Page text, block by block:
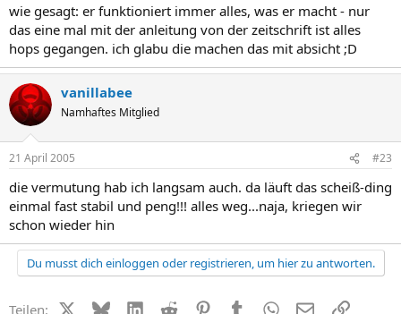
wie gesagt: er funktioniert immer alles, was er macht - nur
das eine mal mit der anleitung von der zeitschrift ist alles
hops gegangen. ich glabu die machen das mit absicht ;D
vanillabee
Namhaftes Mitglied
21 April 2005 #23
die vermutung hab ich langsam auch. da läuft das scheiß-ding
einmal fast stabil und peng!!! alles weg...naja, kriegen wir
schon wieder hin
Du musst dich einloggen oder registrieren, um hier zu antworten.
Teilen: X (Twitter)
BlueskyLinkedIn
Reddit PinterestTumblr WhatsApp
E-MailLink